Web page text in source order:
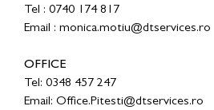
Tel : 0740 174 817
Email : monica.motiu@dtservices.ro
OFFICE
Tel: 0348 457 247
Email: Office.Pitesti@dtservices.ro